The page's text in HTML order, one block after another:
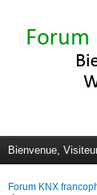
Bienvenue,
Forum KNX